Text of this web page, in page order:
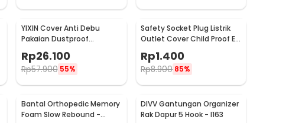
YIXIN Cover Anti Debu
Pakaian Dustproof
Organizer 60x30x110cm -
PEVA
Rp26.100
Rp57.900 55%
Safety Socket Plug Listrik
Outlet Cover Child Proof EU
Rp1.400
Rp8.900 85%
Bantal Orthopedic Memory
Foam Slow Rebound -
DIVV Gantungan Organizer
Rak Dapur 5 Hook - I163